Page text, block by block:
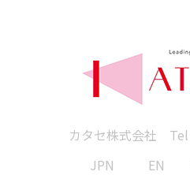
カタセ株式会社 Tel
JPN
EN